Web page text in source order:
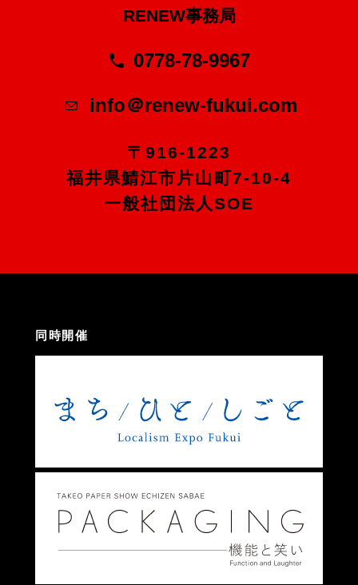
RENEW事務局
0778-78-9967
info＠renew-fukui.com
〒916-1223
福井県鯖江市片山町7-10-4
一般社団法人SOE
同時開催